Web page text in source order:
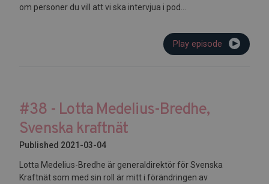
om personer du vill att vi ska intervjua i pod...
Play episode
#38 - Lotta Medelius-Bredhe,
Svenska kraftnät
Published 2021-03-04
Lotta Medelius-Bredhe är generaldirektör för Svenska
Kraftnät som med sin roll är mitt i förändringen av